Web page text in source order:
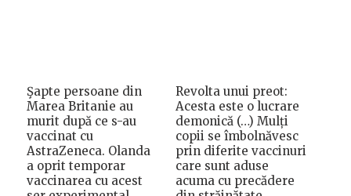
Şapte persoane din
Marea Britanie au
murit după ce s-au
vaccinat cu
AstraZeneca. Olanda
a oprit temporar
vaccinarea cu acest
Revolta unui preot:
Acesta este o lucrare
demonică (…) Mulți
copii se îmbolnăvesc
prin diferite vaccinuri
care sunt aduse
acuma cu precădere